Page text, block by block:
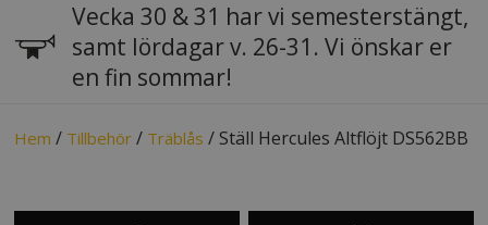
Vecka 30 & 31 har vi semesterstängt,
samt lördagar v. 26-31. Vi önskar er
en fin sommar!
Hem / Tillbehör / Träblås / Ställ Hercules Altflöjt DS562BB